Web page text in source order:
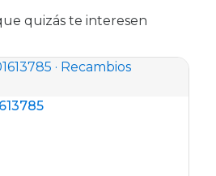
quizás te interesen